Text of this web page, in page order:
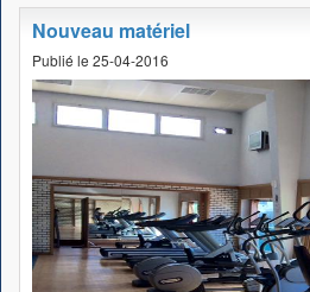
Nouveau matériel
Publié le 25-04-2016